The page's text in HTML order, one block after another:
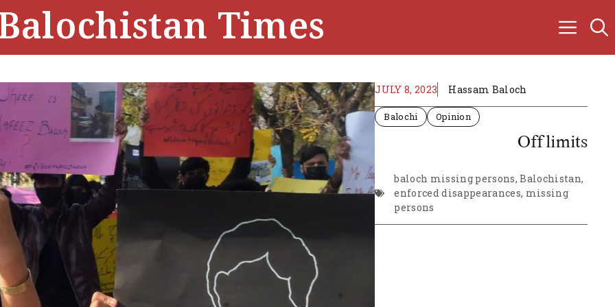
Times
JULY 8, 2023 Hassam Baloch
Balochi Opinion
Off limits
baloch missing persons,Balochistan,
enforced disappearances, missing
persons